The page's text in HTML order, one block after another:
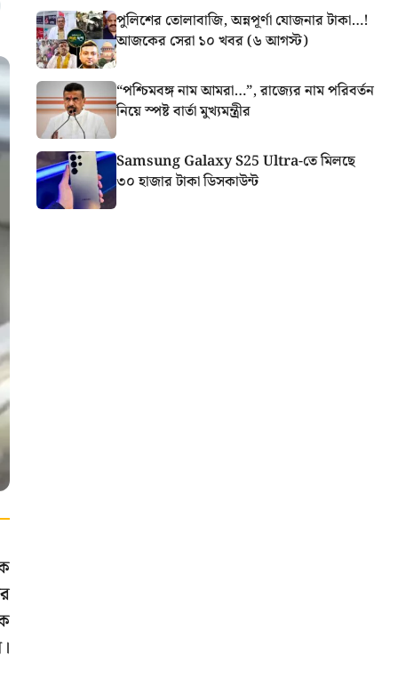
পুলিশের তোলাবাজি, অন্নপূর্ণা যোজনার টাকা…!
আজকের সেরা ১০ খবর (৬ আগস্ট)
“পশ্চিমবঙ্গ নাম আমরা…”, রাজ্যের নাম পরিবর্তন
নিয়ে স্পষ্ট বার্তা মুখ্যমন্ত্রীর
Samsung Galaxy S25 Ultra-তে মিলছে
৩০ হাজার টাকা ডিসকাউন্ট